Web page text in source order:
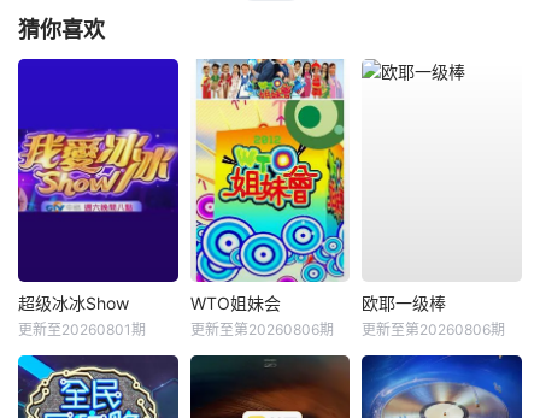
猜你喜欢
超级冰冰Show
更新至20260801期
WTO姐妹会
更新至第20260806期
欧耶一级棒
更新至第20260806期